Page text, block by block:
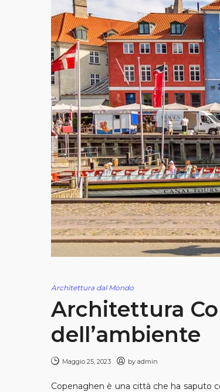
Architettura dal Mondo
Architettura
dell’ambiente
Maggio 25, 2023 by admin
Copenaghen è una città che ha saputo